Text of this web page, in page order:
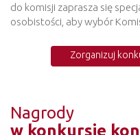
do komisji zaprasza się
osobistości, aby wybór
Zorganizuj
Nagrody
w konkursie